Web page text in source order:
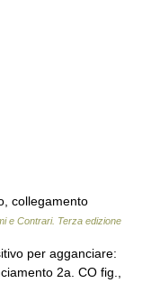
collegamento
e Contrari. Terza edizione
per agganciare:
2a. CO fig.,